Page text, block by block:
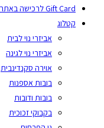
Gift Card לרכישה באתר
קטלוג
אביזרי נוי לבית
אביזרי נוי לגינה
אוירה סקנדינבית
בובות אספנות
בובות ודובות
בקבוקי זכוכית